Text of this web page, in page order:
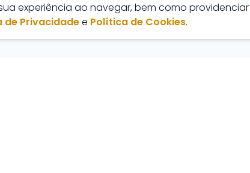
experiência ao navegar, bem como
de Privacidadee Política de Cookies.